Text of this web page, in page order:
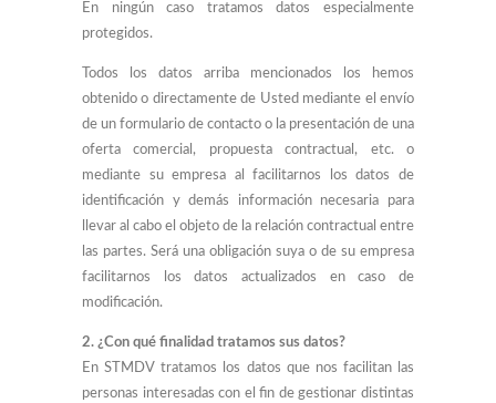
En ningún caso tratamos datos especialmente
protegidos.
Todos los datos arriba mencionados los hemos
obtenido o directamente de Usted mediante el envío
de un formulario de contacto o la presentación de una
oferta comercial, propuesta contractual, etc. o
mediante su empresa al facilitarnos los datos de
identificación y demás información necesaria para
llevar al cabo el objeto de la relación contractual entre
las partes. Será una obligación suya o de su empresa
facilitarnos los datos actualizados en caso de
modificación.
2. ¿Con qué finalidad tratamos sus datos?
En STMDV tratamos los datos que nos facilitan las
personas interesadas con el fin de gestionar distintas